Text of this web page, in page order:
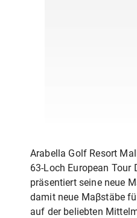
Arabella Golf Resort
63-Loch European Tour
präsentiert seine neue
damit neue Maβstäbe
auf der beliebten